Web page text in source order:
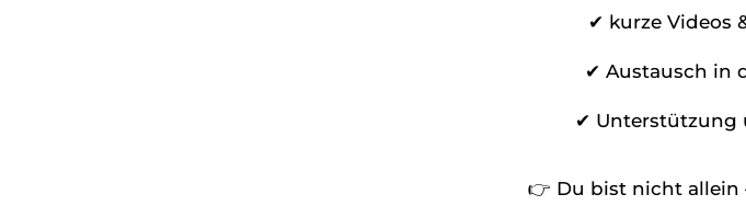
✔ kurze Videos
✔ Austausch in
✔ Unterstützung
👉 Du bist nicht allein